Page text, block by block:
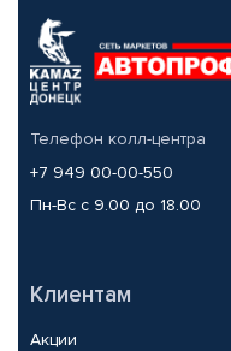
Телефон колл-центра
+7 949 00-00-550
Пн-Вс с 9.00 до 18.00
Клиентам
Акции